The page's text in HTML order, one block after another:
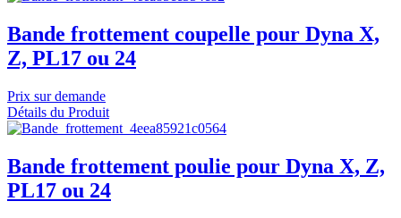
Bande frottement coupelle pour Dyna X,
Z, PL17 ou 24
Prix sur demande
Détails du Produit
Bande frottement poulie pour Dyna X, Z,
PL17 ou 24